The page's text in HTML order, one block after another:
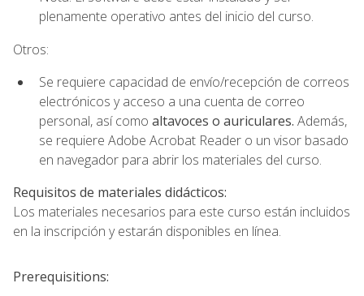
plenamente operativo antes del inicio del curso.
Otros:
Se requiere capacidad de envío/recepción de correos
electrónicos y acceso a una cuenta de correo
personal, así como altavoces o auriculares. Además,
se requiere Adobe Acrobat Reader o un visor basado
en navegador para abrir los materiales del curso.
Requisitos de materiales didácticos:
Los materiales necesarios para este curso están incluidos
en la inscripción y estarán disponibles en línea.
Prerequisitions: